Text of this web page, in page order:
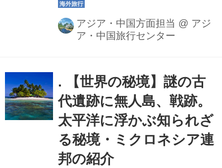
アーの様子とその魅力についてご紹介
させていただきます。是非、ツアーに
参加した気分でお読みください♪
アジア・中国方面担当 @ アジ
ア・中国旅行センター
. 【世界の秘境】謎の古
代遺跡に無人島、戦跡。
太平洋に浮かぶ知られざ
る秘境・ミクロネシア連
邦の紹介